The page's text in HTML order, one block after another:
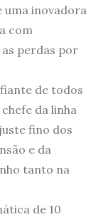
uma inovadora
com
perdas por
de todos
da linha
fino dos
e da
tanto na
de 10